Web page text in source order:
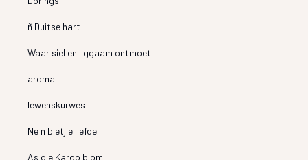
ñ Duitse hart
Waar siel en liggaam ontmoet
aroma
lewenskurwes
Ne n bietjie liefde
As die Karoo blom